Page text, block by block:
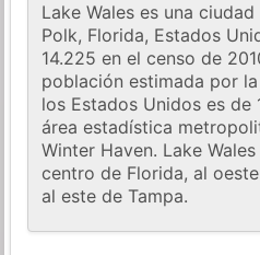
Lake Wales es una
Polk, Florida, Estados
14.225 en el censo de
población estimada por
los Estados Unidos es de
área estadística
Winter Haven. Lake
centro de Florida, al
al este de Tampa.